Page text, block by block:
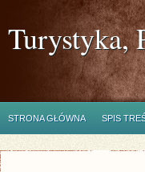
Turystyka,
STRONA GŁÓWNA SPIS